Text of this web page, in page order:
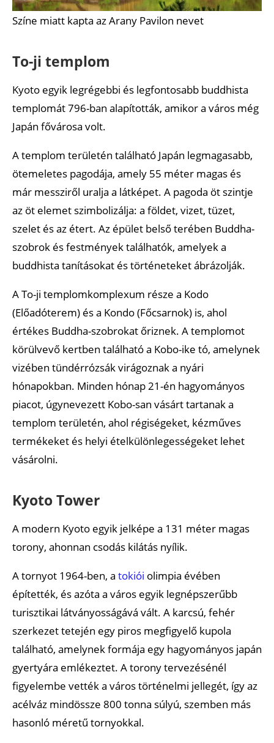
Színe miatt kapta az Arany Pavilon nevet
To-ji templom
Kyoto egyik legrégebbi és legfontosabb buddhista
templomát 796-ban alapították, amikor a város még
Japán fővárosa volt.
A templom területén található Japán legmagasabb,
ötemeletes pagodája, amely 55 méter magas és
már messziről uralja a látképet. A pagoda öt szintje
az öt elemet szimbolizálja: a földet, vizet, tüzet,
szelet és az étert. Az épület belső terében Buddha-
szobrok és festmények találhatók, amelyek a
buddhista tanításokat és történeteket ábrázolják.
A To-ji templomkomplexum része a Kodo
(Előadóterem) és a Kondo (Főcsarnok) is, ahol
értékes Buddha-szobrokat őriznek. A templomot
körülvevő kertben található a Kobo-ike tó, amelynek
vizében tündérrózsák virágoznak a nyári
hónapokban. Minden hónap 21-én hagyományos
piacot, úgynevezett Kobo-san vásárt tartanak a
templom területén, ahol régiségeket, kézműves
termékeket és helyi ételkülönlegességeket lehet
vásárolni.
Kyoto Tower
A modern Kyoto egyik jelképe a 131 méter magas
torony, ahonnan csodás kilátás nyílik.
A tornyot 1964-ben, a tokiói olimpia évében
építették, és azóta a város egyik legnépszerűbb
turisztikai látványosságává vált. A karcsú, fehér
szerkezet tetején egy piros megfigyelő kupola
található, amelynek formája egy hagyományos japán
gyertyára emlékeztet. A torony tervezésénél
figyelembe vették a város történelmi jellegét, így az
acélváz mindössze 800 tonna súlyú, szemben más
hasonló méretű tornyokkal.